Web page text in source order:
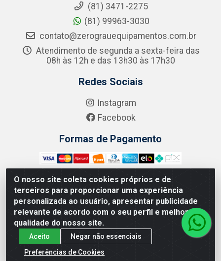
O nosso site coleta cookies próprios e de
terceiros para proporcionar uma experiência
personalizada ao usuário, apresentar publicidade
relevante de acordo com o seu perfil e melhorar a
qualidade do nosso site.
Aceito
Negar não essenciais
Preferências de Cookies
(81) 3471-2275
(81) 99963-3030
contato@zerograuequipamentos.com.br
Atendimento de segunda a sexta-feira das
08h às 12h e das 13h30 às 17h30
Redes Sociais
Instagram
Facebook
Formas de Pagamento
Zero Grau - Rua Jean Emile Favre, 746 - Ipsep,
Recife/PE - CEP 51.190-450 - CNPJ 09.132.989/0001-61